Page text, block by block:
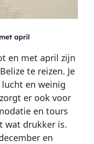
april
en met april zijn
te reizen. Je
en weinig
er ook voor
en tours
wat drukker is.
en